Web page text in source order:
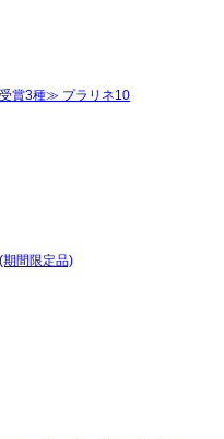
賞3種≫ プラリネ10
間限定品)